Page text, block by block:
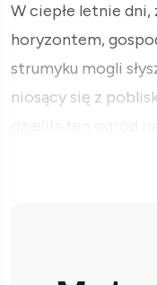
W ciepłe letnie dni,
horyzontem,
strumyku mogli
niosący się z